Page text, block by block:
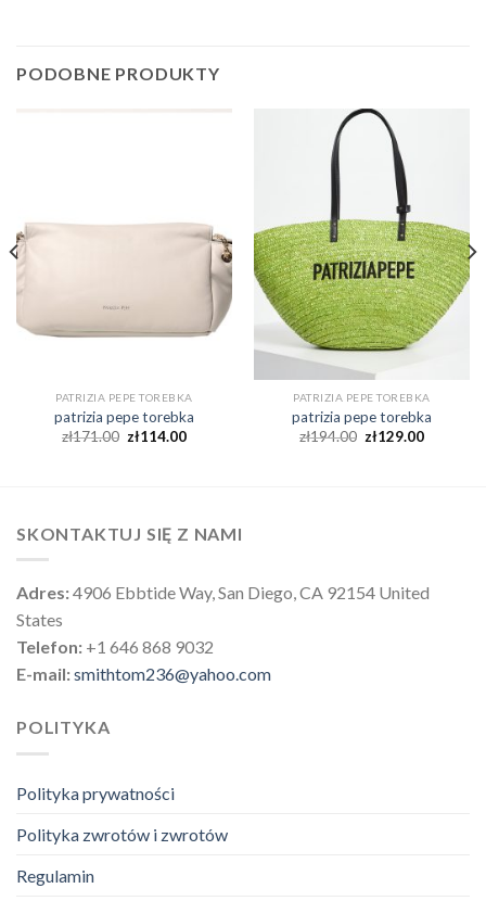
PODOBNE PRODUKTY
PATRIZIA PEPE TOREBKA
patrizia pepe torebka
zł171.00 zł114.00
PATRIZIA PEPE TOREBKA
patrizia pepe torebka
zł194.00 zł129.00
SKONTAKTUJ SIĘ Z NAMI
Adres:4906 Ebbtide Way, San Diego, CA 92154 United
States
Telefon: +1 646 868 9032
E-mail:smithtom236@yahoo.com
POLITYKA
Polityka prywatności
Polityka zwrotów i zwrotów
Regulamin